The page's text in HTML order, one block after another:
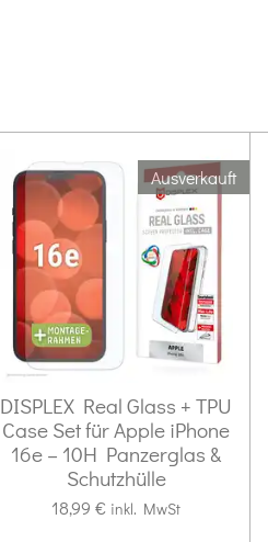
Ausverkauft
DISPLEX Real Glass + TPU
Case Set für Apple iPhone
16e – 10H Panzerglas &
Schutzhülle
18,99 € inkl. MwSt